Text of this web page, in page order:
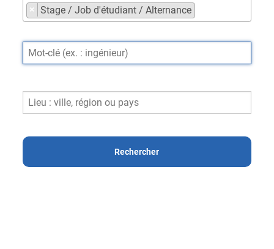
× Stage / Job d'étudiant / Alternance